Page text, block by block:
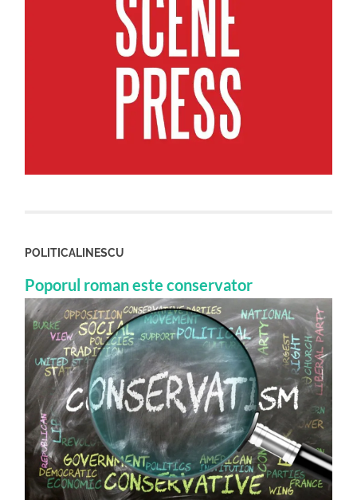
POLITICALINESCU
Poporul roman este conservator